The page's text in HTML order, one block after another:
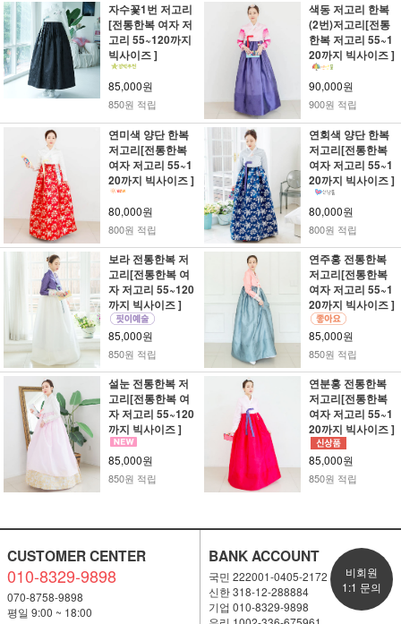
자수꽃1번 저고리
[전통한복 여자 저
고리 55~120까지
빅사이즈 ]
85,000원
850원 적립
색동 저고리 한복
(2번)저고리[전통
한복 저고리 55~1
20까지 빅사이즈 ]
90,000원
900원 적립
연미색 양단 한복
저고리[전통한복
여자 저고리 55~1
20까지 빅사이즈 ]
80,000원
800원 적립
연회색 양단 한복
저고리[전통한복
여자 저고리 55~1
20까지 빅사이즈 ]
80,000원
800원 적립
보라 전통한복 저
고리[전통한복 여
자 저고리 55~120
까지 빅사이즈 ]
85,000원
850원 적립
연주홍 전통한복
저고리[전통한복
여자 저고리 55~1
20까지 빅사이즈 ]
85,000원
850원 적립
설눈 전통한복 저
고리[전통한복 여
자 저고리 55~120
까지 빅사이즈 ]
85,000원
850원 적립
연분홍 전통한복
저고리[전통한복
여자 저고리 55~1
20까지 빅사이즈 ]
85,000원
850원 적립
CUSTOMER CENTER
010-8329-9898
070-8758-9898
평일 9:00 ~ 18:00
BANK ACCOUNT
국민 222001-0405-2172
신한 318-12-288884
기업 010-8329-9898
비회원
1:1 문의